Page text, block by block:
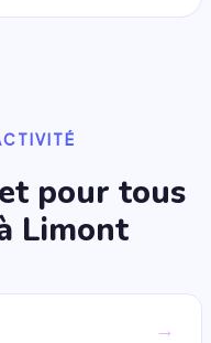
pour tous
Limont
→